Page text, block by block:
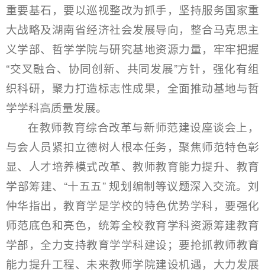
重要基石，要以巡视整改为抓手，坚持服务国家重
大战略及湖南省经济社会发展导向，整合马克思主
义学部、哲学学院与研究基地资源力量，牢牢把握
“交叉融合、协同创新、共同发展”方针，强化有组
织科研，聚力打造标志性成果，全面推动基地与哲
学学科高质量发展。
在教师教育综合改革与新师范建设座谈会上，
与会人员紧扣立德树人根本任务，聚焦师范特色彰
显、人才培养模式改革、教师教育能力提升、教育
学部筹建、“十五五” 规划编制等议题深入交流。刘
仲华指出，教育学是学校的特色优势学科，要强化
师范底色和亮色，统筹全校教育学科资源筹建教育
学部，全力支持教育学学科建设；要抢抓教师教育
能力提升工程、未来教师学院建设机遇，大力发展